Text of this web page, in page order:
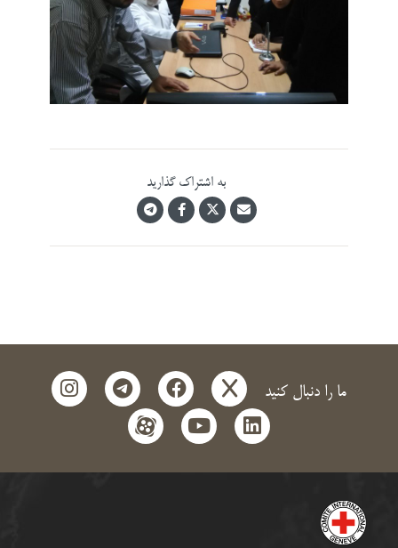
به اشتراک گذارید
ما را دنبال کنید x
facebook
telegram
instagram
linkedin
youtube
aparat